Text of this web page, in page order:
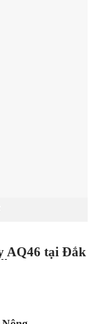
AQ46 tại Đắk